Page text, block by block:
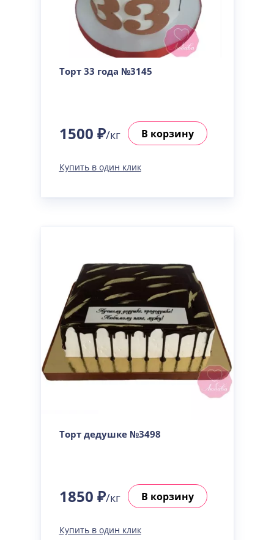
Торт 33 года №3145
1500 ₽/кг В корзину
Купить в один клик
Торт дедушке №3498
1850 ₽/кг В корзину
Купить в один клик